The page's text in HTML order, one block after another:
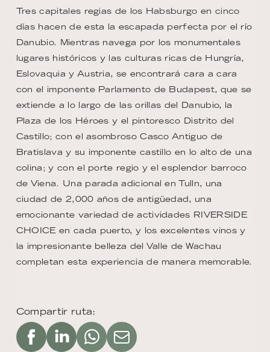
Compartir ruta:
Tres capitales regias de los Habsburgo en cinco
días hacen de esta la escapada perfecta por el río
Danubio. Mientras navega por los monumentales
lugares históricos y las culturas ricas de Hungría,
Eslovaquia y Austria, se encontrará cara a cara
con el imponente Parlamento de Budapest, que se
extiende a lo largo de las orillas del Danubio, la
Plaza de los Héroes y el pintoresco Distrito del
Castillo; con el asombroso Casco Antiguo de
Bratislava y su imponente castillo en lo alto de una
colina; y con el porte regio y el esplendor barroco
de Viena. Una parada adicional en Tulln, una
ciudad de 2,000 años de antigüedad, una
emocionante variedad de actividades RIVERSIDE
CHOICE en cada puerto, y los excelentes vinos y
la impresionante belleza del Valle de Wachau
completan esta experiencia de manera memorable.